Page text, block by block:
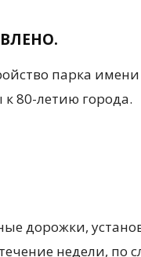
парка
80-летию города.
дорожки,
недели, по